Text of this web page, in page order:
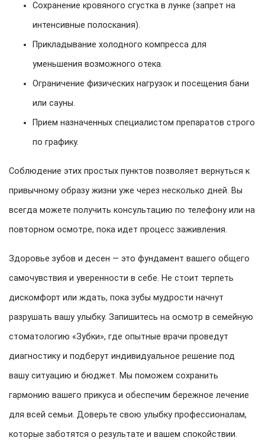
Сохранение кровяного сгустка в лунке (запрет на
интенсивные полоскания).
Прикладывание холодного компресса для
уменьшения возможного отека.
Ограничение физических нагрузок и посещения бани
или сауны.
Прием назначенных специалистом препаратов строго
по графику.
Соблюдение этих простых пунктов позволяет вернуться к
привычному образу жизни уже через несколько дней. Вы
всегда можете получить консультацию по телефону или на
повторном осмотре, пока идет процесс заживления.
Здоровье зубов и десен — это фундамент вашего общего
самочувствия и уверенности в себе. Не стоит терпеть
дискомфорт или ждать, пока зубы мудрости начнут
разрушать вашу улыбку. Запишитесь на осмотр в семейную
стоматологию «Зубки», где опытные врачи проведут
диагностику и подберут индивидуальное решение под
вашу ситуацию и бюджет. Мы поможем сохранить
гармонию вашего прикуса и обеспечим бережное лечение
для всей семьи. Доверьте свою улыбку профессионалам,
которые заботятся о результате и вашем спокойствии.